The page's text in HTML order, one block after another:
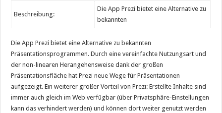
Beschreibung:
Die App Prezi bietet eine Alternative zu
bekannten
Die App Prezi bietet eine Alternative zu bekannten
Präsentationsprogrammen. Durch eine vereinfachte Nutzungsart und
der non-linearen Herangehensweise dank der großen
Präsentationsfläche hat Prezi neue Wege für Präsentationen
aufgezeigt. Ein weiterer großer Vorteil von Prezi: Erstellte Inhalte sind
immer auch gleich im Web verfügbar (über Privatsphäre-Einstellungen
kann das verhindert werden) und können dort weiter genutzt werden